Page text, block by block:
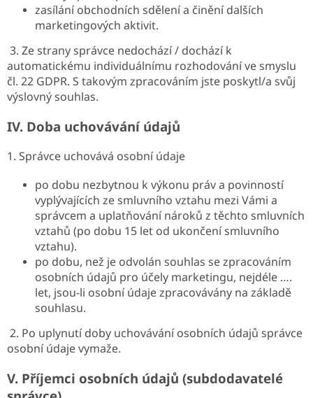
zasílání obchodních sdělení a činění dalších
marketingových aktivit.
3. Ze strany správce nedochází / dochází k
automatickému individuálnímu rozhodování ve smyslu
čl. 22 GDPR. S takovým zpracováním jste poskytl/a svůj
výslovný souhlas.
IV. Doba uchovávání údajů
1. Správce uchovává osobní údaje
po dobu nezbytnou k výkonu práv a povinností
vyplývajících ze smluvního vztahu mezi Vámi a
správcem a uplatňování nároků z těchto smluvních
vztahů (po dobu 15 let od ukončení smluvního
vztahu).
po dobu, než je odvolán souhlas se zpracováním
osobních údajů pro účely marketingu, nejdéle ….
let, jsou-li osobní údaje zpracovávány na základě
souhlasu.
2. Po uplynutí doby uchovávání osobních údajů správce
osobní údaje vymaže.
V. Příjemci osobních údajů (subdodavatelé